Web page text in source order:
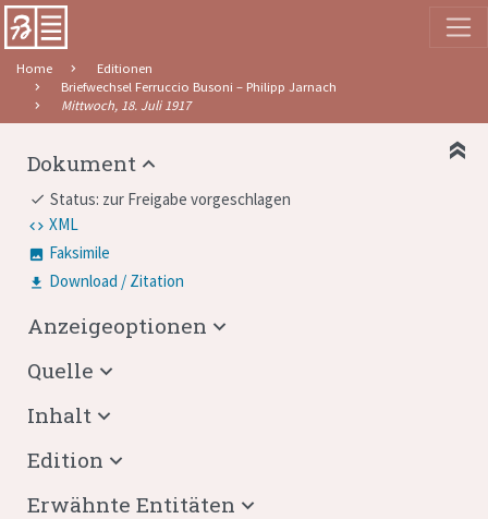
Home
Editionen
Briefwechsel Ferruccio Busoni – Philipp Jarnach
Mittwoch, 18. Juli 1917
Dokument
done Status: zur Freigabe vorgeschlagen
XML
Faksimile
Download / Zitation
Anzeigeoptionen
Quelle
Inhalt
Edition
Erwähnte Entitäten